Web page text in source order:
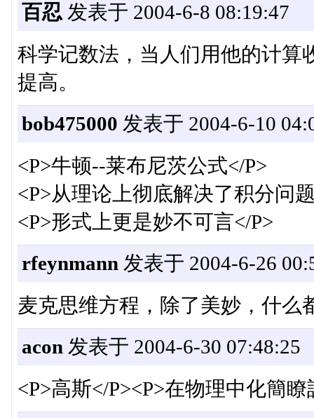
百忍发表于 2004-6-8 08:19:47
科学记数法，当人们用他的计算
提高。
bob475000 发表于 2004-6-10
<P>牛顿--莱布尼茨公式</P>
<P>从理论上彻底解决了积分问
<P>形式上更是妙不可言</P>
rfeynmann 发表于 2004-6-26
麦克思维方程，除了美妙，什么
acon 发表于 2004-6-30 07:48:25
<P>高斯</P><P>在物理中化簡